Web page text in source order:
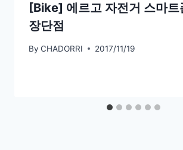
[Bike] 에르고 자전거 스마트
장단점
By CHADORRI 2017/11/19